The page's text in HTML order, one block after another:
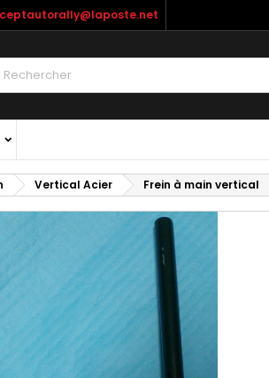
Vertical Acier Frein à main vertical